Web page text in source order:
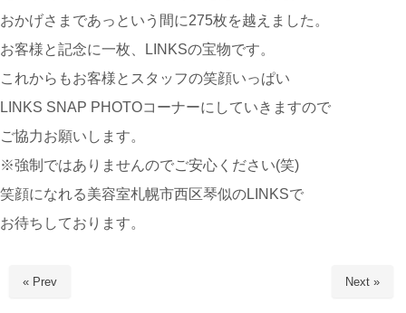
おかげさまであっという間に275枚を越えました。
お客様と記念に一枚、LINKSの宝物です。
これからもお客様とスタッフの笑顔いっぱい
LINKS SNAP PHOTOコーナーにしていきますので
ご協力お願いします。
※強制ではありませんのでご安心ください(笑)
笑顔になれる美容室札幌市西区琴似のLINKSで
お待ちしております。
« Prev Next »